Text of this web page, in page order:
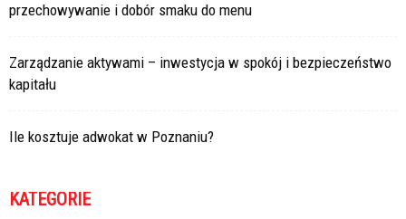
przechowywanie i dobór smaku do menu
Zarządzanie aktywami – inwestycja w spokój i bezpieczeństwo
kapitału
Ile kosztuje adwokat w Poznaniu?
KATEGORIE